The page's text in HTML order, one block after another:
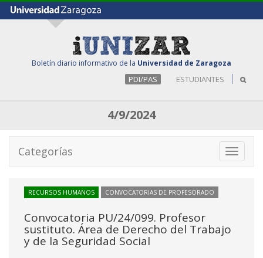
Boletín diario informativo de la Universidad de Zaragoza
PDI/PAS ESTUDIANTES
4/9/2024
Toggle
Categorías
RECURSOS HUMANOS CONVOCATORIAS DE PROFESORADO
Convocatoria PU/24/099. Profesor
sustituto. Área de Derecho del Trabajo
y de la Seguridad Social